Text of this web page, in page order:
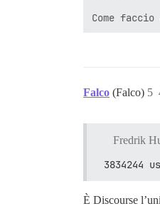
Come
Falco (Falco) 5
Fredrik
3834244
È Discourse